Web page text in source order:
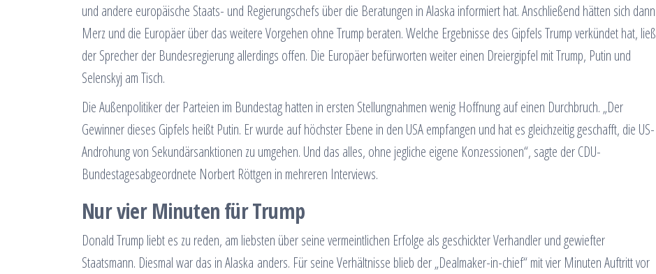
und andere europäische Staats- und Regierungschefs über die Beratungen in Alaska informiert hat. Anschließend hätten sich dann
Merz und die Europäer über das weitere Vorgehen ohne Trump beraten. Welche Ergebnisse des Gipfels Trump verkündet hat, ließ
der Sprecher der Bundesregierung allerdings offen. Die Europäer befürworten weiter einen Dreiergipfel mit Trump, Putin und
Selenskyj am Tisch.
Die Außenpolitiker der Parteien im Bundestag hatten in ersten Stellungnahmen wenig Hoffnung auf einen Durchbruch. „Der
Gewinner dieses Gipfels heißt Putin. Er wurde auf höchster Ebene in den USA empfangen und hat es gleichzeitig geschafft, die US-
Androhung von Sekundärsanktionen zu umgehen. Und das alles, ohne jegliche eigene Konzessionen“, sagte der CDU-
Bundestagesabgeordnete Norbert Röttgen in mehreren Interviews.
Nur vier Minuten für Trump
Donald Trump liebt es zu reden, am liebsten über seine vermeintlichen Erfolge als geschickter Verhandler und gewiefter
Staatsmann. Diesmal war das in Alaska anders. Für seine Verhältnisse blieb der „Dealmaker-in-chief“ mit vier Minuten Auftritt vor